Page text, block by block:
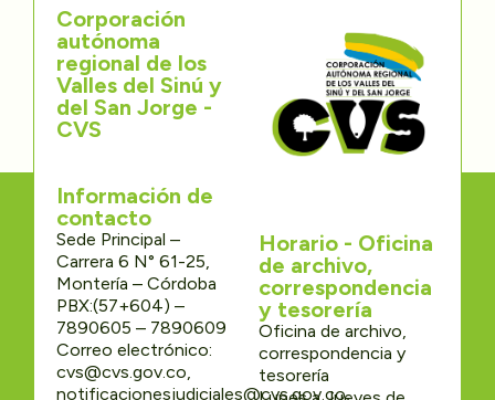
Contáctenos
Corporación
autónoma
regional de los
Valles del Sinú y
del San Jorge -
CVS
Información de
contacto
Sede Principal –
Carrera 6 N° 61-25,
Montería – Córdoba
PBX:(57+604) –
7890605 – 7890609
Correo electrónico:
cvs@cvs.gov.co,
notificacionesjudiciales@cvs.gov.co,
Horario - Oficina
de archivo,
correspondencia
y tesorería
Oficina de archivo,
correspondencia y
tesorería